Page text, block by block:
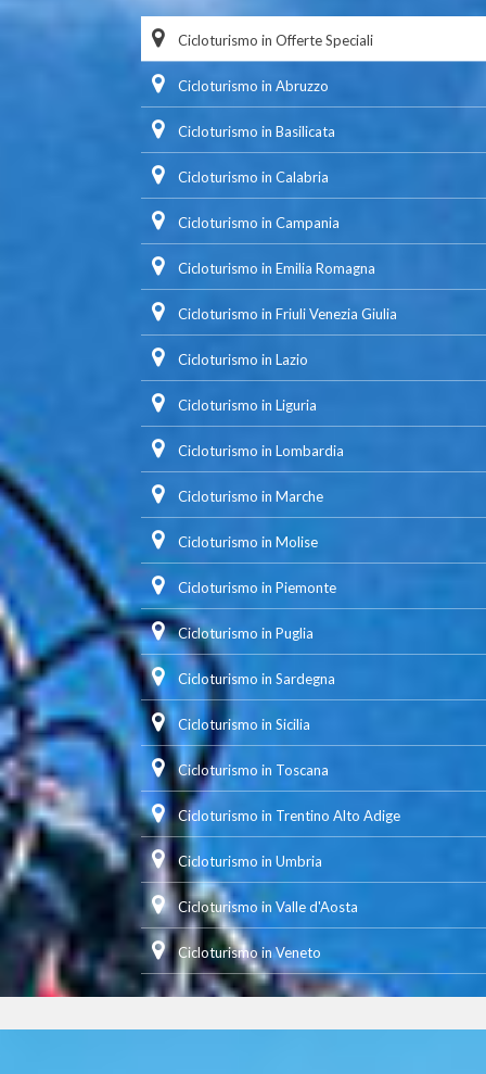
Cicloturismo in Offerte Speciali
Cicloturismo in Abruzzo
Cicloturismo in Basilicata
Cicloturismo in Calabria
Cicloturismo in Campania
Cicloturismo in Emilia Romagna
Cicloturismo in Friuli Venezia Giulia
Cicloturismo in Lazio
Cicloturismo in Liguria
Cicloturismo in Lombardia
Cicloturismo in Marche
Cicloturismo in Molise
Cicloturismo in Piemonte
Cicloturismo in Puglia
Cicloturismo in Sardegna
Cicloturismo in Sicilia
Cicloturismo in Toscana
Cicloturismo in Trentino Alto Adige
Cicloturismo in Umbria
Cicloturismo in Valle d'Aosta
Cicloturismo in Veneto